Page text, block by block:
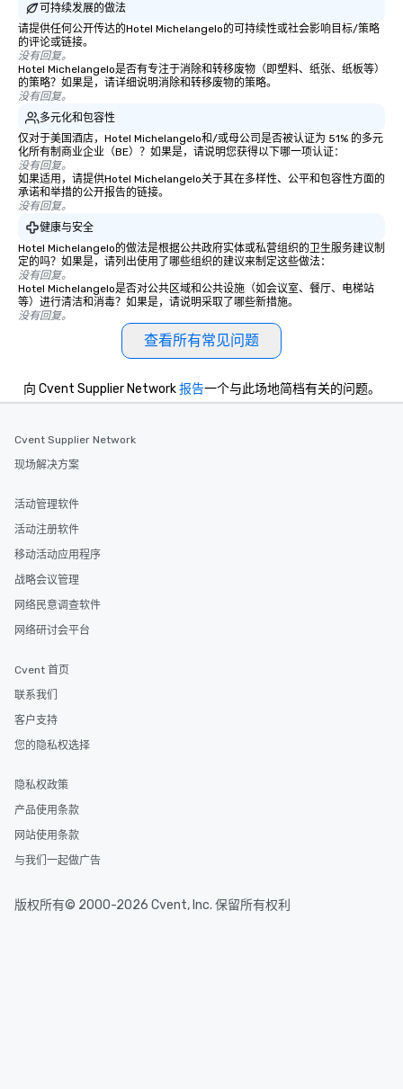
可持续发展的做法
请提供任何公开传达的Hotel Michelangelo的可持续性或社会影响目标/策略
的评论或链接。
没有回复。
Hotel Michelangelo是否有专注于消除和转移废物（即塑料、纸张、纸板等）
的策略？如果是，请详细说明消除和转移废物的策略。
没有回复。
多元化和包容性
仅对于美国酒店，Hotel Michelangelo和/或母公司是否被认证为 51% 的多元
化所有制商业企业（BE）？如果是，请说明您获得以下哪一项认证：
没有回复。
如果适用，请提供Hotel Michelangelo关于其在多样性、公平和包容性方面的
承诺和举措的公开报告的链接。
没有回复。
健康与安全
Hotel Michelangelo的做法是根据公共政府实体或私营组织的卫生服务建议制
定的吗？如果是，请列出使用了哪些组织的建议来制定这些做法：
没有回复。
Hotel Michelangelo是否对公共区域和公共设施（如会议室、餐厅、电梯站
等）进行清洁和消毒？如果是，请说明采取了哪些新措施。
没有回复。
查看所有常见问题
向 Cvent Supplier Network报告一个与此场地简档有关的问题。
Cvent Supplier Network
现场解决方案
活动管理软件
活动注册软件
移动活动应用程序
战略会议管理
网络民意调查软件
网络研讨会平台
Cvent 首页
联系我们
客户支持
您的隐私权选择
隐私权政策
产品使用条款
网站使用条款
与我们一起做广告
版权所有© 2000-2026 Cvent, Inc. 保留所有权利